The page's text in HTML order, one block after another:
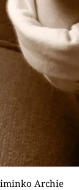
Archie